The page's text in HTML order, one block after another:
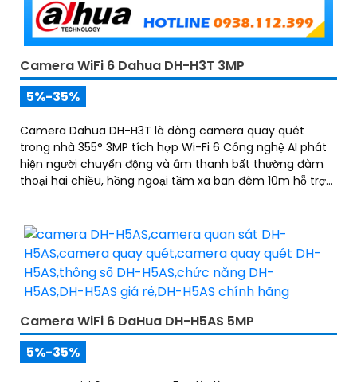
Camera WiFi 6 Dahua DH-H3T 3MP
5%-35%
Camera Dahua DH-H3T là dòng camera quay quét
trong nhà 355° 3MP tích hợp Wi-Fi 6 Công nghệ AI phát
hiện người chuyển động và âm thanh bất thường đàm
thoại hai chiều, hồng ngoại tầm xa ban đêm 10m hỗ trợ
Camera WiFi 6 DaHua DH-H5AS 5MP
5%-35%